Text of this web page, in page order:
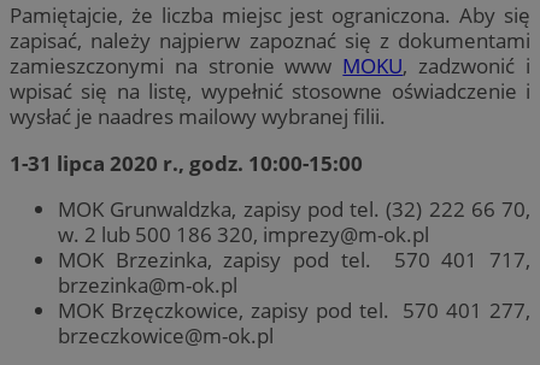
Pamiętajcie, że liczba miejsc jest ograniczona. Aby się
zapisać, należy najpierw zapoznać się z dokumentami
zamieszczonymi na stronie www MOKU, zadzwonić i
wpisać się na listę, wypełnić stosowne oświadczenie i
wysłać je naadres mailowy wybranej filii.
1-31 lipca 2020 r., godz. 10:00-15:00
MOK Grunwaldzka, zapisy pod tel. (32) 222 66 70,
w. 2 lub 500 186 320, imprezy@m-ok.pl
MOK Brzezinka, zapisy pod tel. 570 401 717,
brzezinka@m-ok.pl
MOK Brzęczkowice, zapisy pod tel. 570 401 277,
brzeczkowice@m-ok.pl